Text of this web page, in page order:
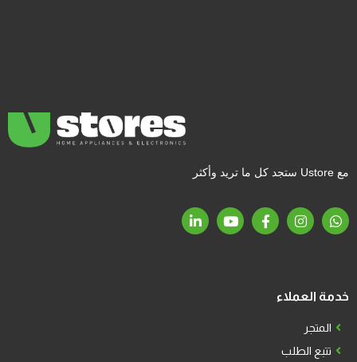
مع Ustore ستجد كل ما تريد وأكثر
خدمة العملاء
المتجر
تتبع الطلب